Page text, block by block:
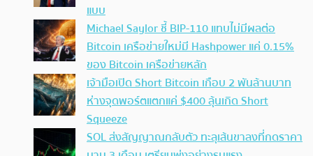
แบบ
Michael Saylor ชี้ BIP-110 แทบไม่มีผลต่อ
Bitcoin เครือข่ายใหม่มี Hashpower แค่ 0.15%
ของ Bitcoin เครือข่ายหลัก
เจ้ามือเปิด Short Bitcoin เกือบ 2 พันล้านบาท
ห่างจุดพอร์ตแตกแค่ $400 ลุ้นเกิด Short
Squeeze
SOL ส่งสัญญาณกลับตัว ทะลุเส้นขาลงที่กดราคา